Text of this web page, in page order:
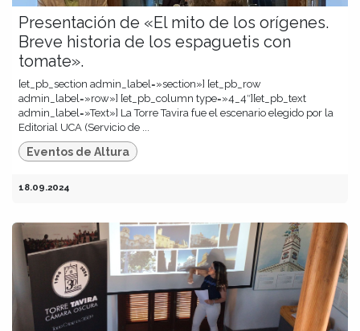
Presentación de «El mito de los orígenes.
Breve historia de los espaguetis con
tomate».
[et_pb_section admin_label=»section»] [et_pb_row
admin_label=»row»] [et_pb_column type=»4_4″][et_pb_text
admin_label=»Text»] La Torre Tavira fue el escenario elegido por la
Editorial UCA (Servicio de ...
Eventos de Altura
18.09.2024